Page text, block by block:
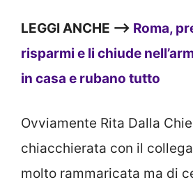
LEGGI ANCHE —> Roma,
risparmi e li chiude
in casa e rubano tutto
Ovviamente Rita Dalla
chiacchierata con il
molto rammaricata ma di